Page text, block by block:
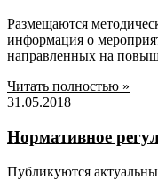
Размещаются
информация о
направленных на
Читать полностью »
31.05.2018
Нормативное
Публикуются